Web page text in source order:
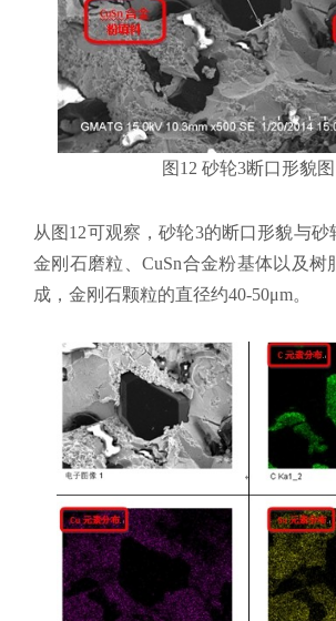
图12 砂轮3断口形貌图
从图12可观察，砂轮3的断口形貌与砂
金刚石磨粒、CuSn合金粉基体以及树
成，金刚石颗粒的直径约40-50μm。